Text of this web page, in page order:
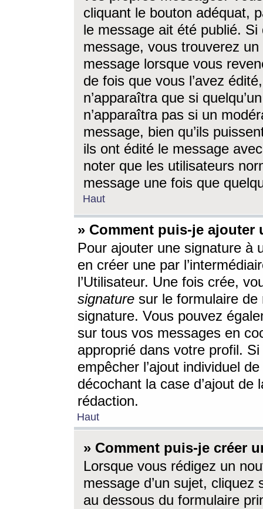
cliquant le bouton adéquat,
le message ait été publié. Si
message, vous trouverez
message lorsque vous
de fois que vous l’avez
n’apparaîtra que si
n’apparaîtra pas si un
message, bien qu’ils
ils ont édité le message
noter que les utilisateurs
message une fois que
Haut
» Comment puis-je ajouter
Pour ajouter une signature à
en créer une par
l’Utilisateur. Une fois crée,
signature sur le formulaire de
signature. Vous pouvez
sur tous vos messages en
approprié dans votre profil.
empêcher l’ajout individuel
décochant la case d’ajout
rédaction.
Haut
» Comment puis-je créer
Lorsque vous rédigez un
message d’un sujet, cliquez
au dessous du formulaire